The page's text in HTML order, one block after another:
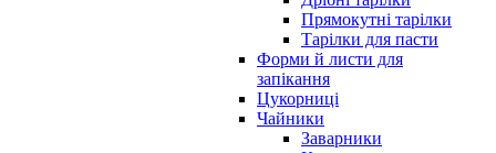
Прямокутні тарілки
Тарілки для пасти
Форми й листи для
запікання
Цукорниці
Чайники
Заварники